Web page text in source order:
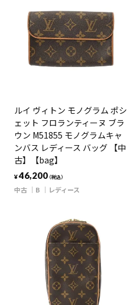
ルイ ヴィトン モノグラム ポシ
ェット フロランティーヌ ブラ
ウン M51855 モノグラムキャ
ンバス レディース バッグ 【中
古】【bag】
¥46,200（税込）
中古 B レディース